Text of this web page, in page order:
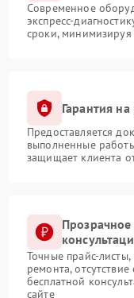
Современное
экспресс-
сроки, минимизируя
Гарантия
Предоставляется
выполненные
защищает клиента
Точные прайс-
ремонта,
бесплатной
сайте